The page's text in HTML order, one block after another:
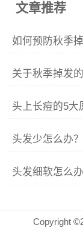
文章推荐
如何预防秋季
关于秋季掉发
头发少怎么办
头发细软怎么
Copyright